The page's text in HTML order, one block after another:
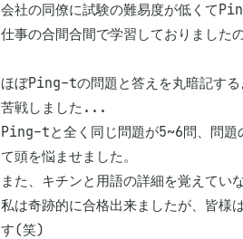
会社の同僚に試験の難易度が低くて
仕事の合間合間で学習しておりました
ほぼPing-tの問題と答えを丸暗記する
苦戦しました...
Ping-tと全く同じ問題が5~6問、問題
て頭を悩ませました。
また、キチンと用語の詳細を覚えてい
私は奇跡的に合格出来ましたが、皆様
す(笑)